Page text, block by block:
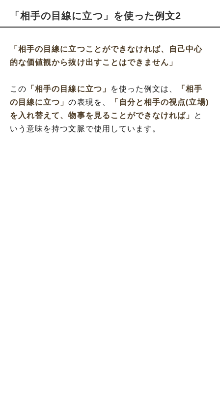
「相手の目線に立つ」を使った例文2
「相手の目線に立つことができなければ、自己中心
的な価値観から抜け出すことはできません」
この 「相手の目線に立つ」 を使った例文は、
「相手
の目線に立つ」の表現を、
「自分と相手の視点(立場)
を入れ替えて、物事を見ることができなければ」 と
いう意味を持つ文脈で使用しています。